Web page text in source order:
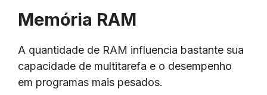
Memória RAM
A quantidade de RAM influencia bastante sua
capacidade de multitarefa e o desempenho
em programas mais pesados.